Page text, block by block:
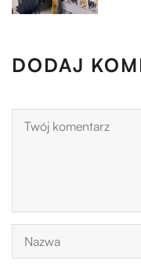
DODAJ